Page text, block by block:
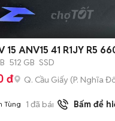
ANV15 41 R1JY R5
512 GB SSD
đ Q. Cầu Giấy (P. Nghĩa
Tùng 1 đã bán Bấm để